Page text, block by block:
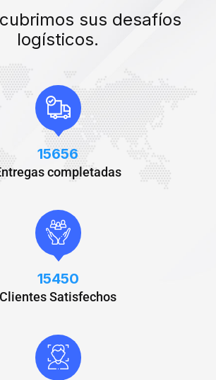
sus desafíos
logísticos.
15656
completadas
15450
Clientes Satisfechos